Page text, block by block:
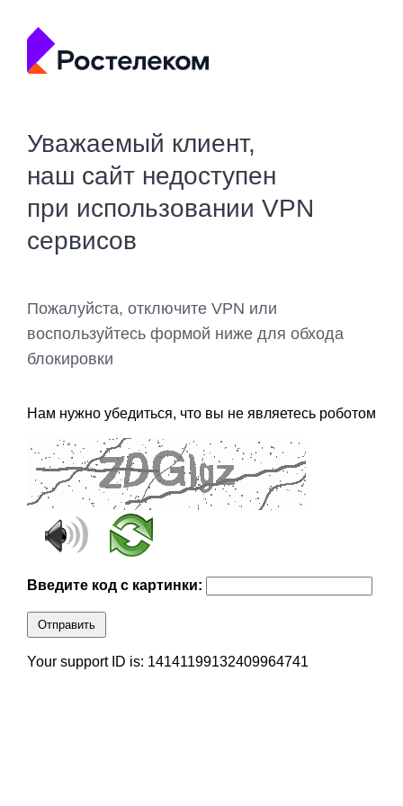
Уважаемый клиент,
наш сайт недоступен
при использовании VPN
сервисов
Пожалуйста, отключите VPN или
воспользуйтесь формой ниже для обхода
блокировки
Нам нужно убедиться, что вы не являетесь роботом
Введите код с картинки:
Отправить
Your support ID is: 14141199132409964741